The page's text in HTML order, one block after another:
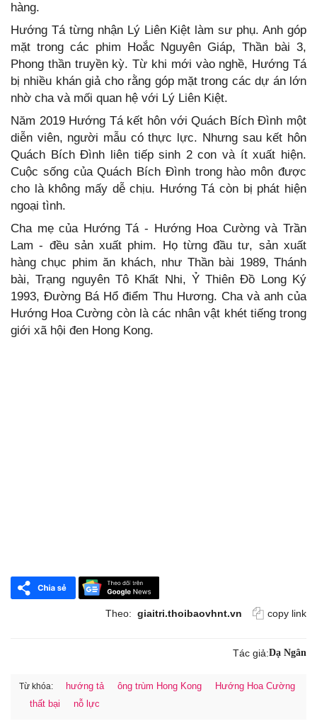
hàng.
Hướng Tá từng nhận Lý Liên Kiệt làm sư phụ. Anh góp
mặt trong các phim Hoắc Nguyên Giáp, Thần bài 3,
Phong thần truyền kỳ. Từ khi mới vào nghề, Hướng Tá
bị nhiều khán giả cho rằng góp mặt trong các dự án lớn
nhờ cha và mối quan hệ với Lý Liên Kiệt.
Năm 2019 Hướng Tá kết hôn với Quách Bích Đình một
diễn viên, người mẫu có thực lực. Nhưng sau kết hôn
Quách Bích Đình liên tiếp sinh 2 con và ít xuất hiện.
Cuộc sống của Quách Bích Đình trong hào môn được
cho là không mấy dễ chịu. Hướng Tá còn bị phát hiện
ngoại tình.
Cha mẹ của Hướng Tá - Hướng Hoa Cường và Trần
Lam - đều sản xuất phim. Họ từng đầu tư, sản xuất
hàng chục phim ăn khách, như Thần bài 1989, Thánh
bài, Trạng nguyên Tô Khất Nhi, Ỷ Thiên Đồ Long Ký
1993, Đường Bá Hổ điểm Thu Hương. Cha và anh của
Hướng Hoa Cường còn là các nhân vật khét tiếng trong
giới xã hội đen Hong Kong.
Theo: giaitri.thoibaovhnt.vn copy link
Tác giả:Dạ Ngân
Từ khóa: hướng tả ông trùm Hong Kong
Hướng Hoa Cường
thất bại
nỗ lực